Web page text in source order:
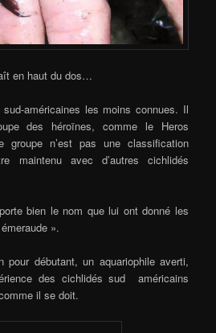
en haut du dos…
sud-américaines les moins connues. Il
des héroïnes, comme le Heros
groupe n’est pas une classification
maintenu avec d’autres cichlidés
bien le nom que lui ont donné les
».
pour débutant, un aquariophile averti,
des cichlidés sud américains
il se doit.